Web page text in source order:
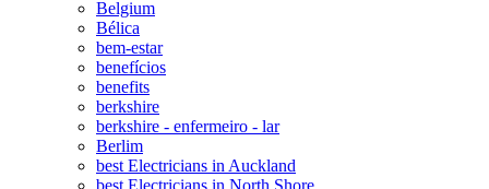
Belgium
Bélica
bem-estar
benefícios
benefits
berkshire
berkshire - enfermeiro - lar
Berlim
best Electricians in Auckland
best Electricians in North Shore